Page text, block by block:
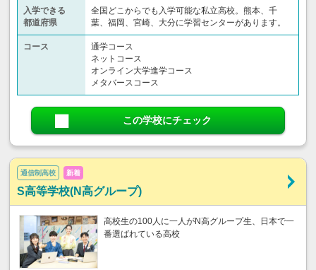
入学できる
都道府県
全国どこからでも入学可能な私立高校。熊本、千
葉、福岡、宮崎、大分に学習センターがあります。
コース
通学コース
ネットコース
オンライン大学進学コース
メタバースコース
この学校にチェック
通信制高校 新着
S高等学校(N高グループ)
高校生の100人に一人がN高グループ生、日本で一
番選ばれている高校